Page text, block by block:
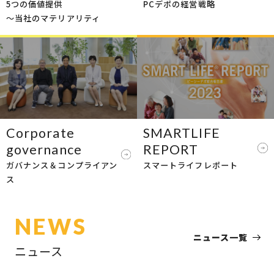
5つの価値提供
～当社のマテリアリティ
PCデポの経営戦略
Corporate
governance
ガバナンス＆コンプライアン
ス
SMARTLIFE
REPORT
スマートライフレポート
NEWS
ニュース
ニュース一覧